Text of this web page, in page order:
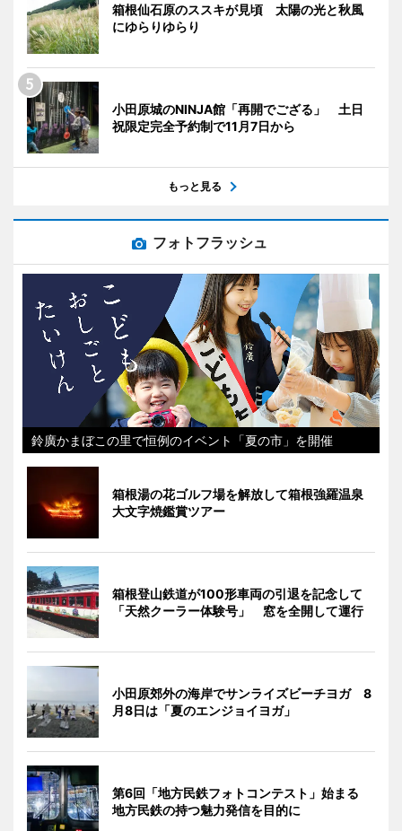
箱根仙石原のススキが見頃 太陽の光と秋風
にゆらりゆらり
小田原城のNINJA館「再開でござる」 土日
祝限定完全予約制で11月7日から
もっと見る
フォトフラッシュ
鈴廣かまぼこの里で恒例のイベント「夏の市」を開催
箱根湯の花ゴルフ場を解放して箱根強羅温泉
大文字焼鑑賞ツアー
箱根登山鉄道が100形車両の引退を記念して
「天然クーラー体験号」 窓を全開して運行
小田原郊外の海岸でサンライズビーチヨガ 8
月8日は「夏のエンジョイヨガ」
第6回「地方民鉄フォトコンテスト」始まる
地方民鉄の持つ魅力発信を目的に